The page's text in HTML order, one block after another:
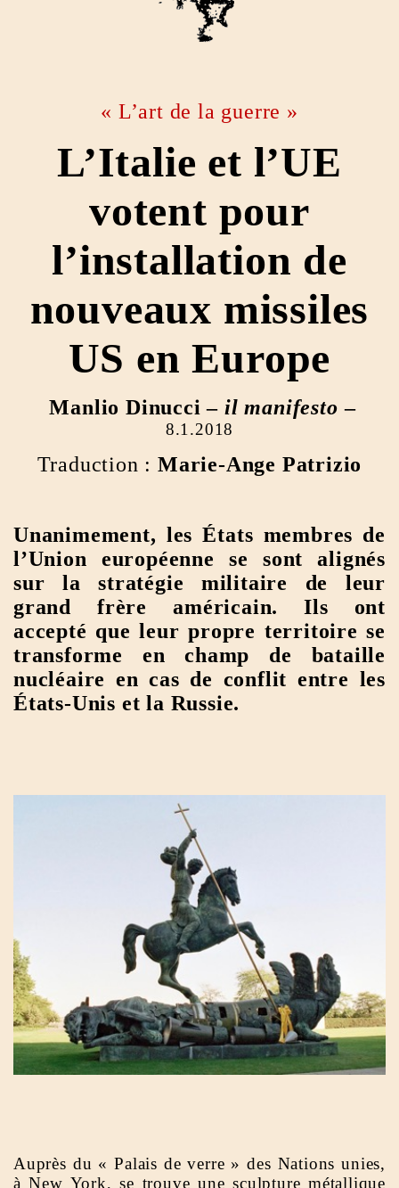
« L’art de la guerre »
L’Italie et l’UE
votent pour
l’installation de
nouveaux missiles
US en Europe
Manlio Dinucci –il manifesto–
8.1.2018
Traduction :Marie-Ange Patrizio
Unanimement, les États membres de
l’Union européenne se sont alignés
sur la stratégie militaire de leur
grand frère américain. Ils ont
accepté que leur propre territoire se
transforme en champ de bataille
nucléaire en cas de conflit entre les
États-Unis et la Russie.
Auprès du « Palais de verre » des Nations unies,
à New York, se trouve une sculpture métallique